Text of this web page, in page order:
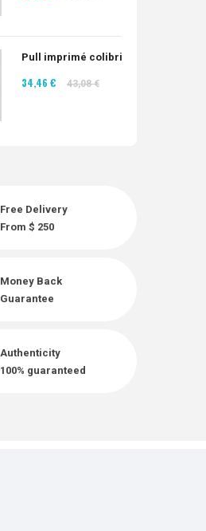
Pull imprimé colibri
34,46 € 43,08 €
Free Delivery
From $ 250
Money Back
Guarantee
Authenticity
100% guaranteed